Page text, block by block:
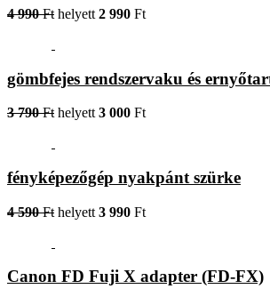
4 990 Ft helyett 2 990 Ft
gömbfejes rendszervaku és
3 790 Ft helyett 3 000 Ft
fényképezőgép nyakpánt szürke
4 590 Ft helyett 3 990 Ft
Canon FD Fuji X adapter (FD-FX)